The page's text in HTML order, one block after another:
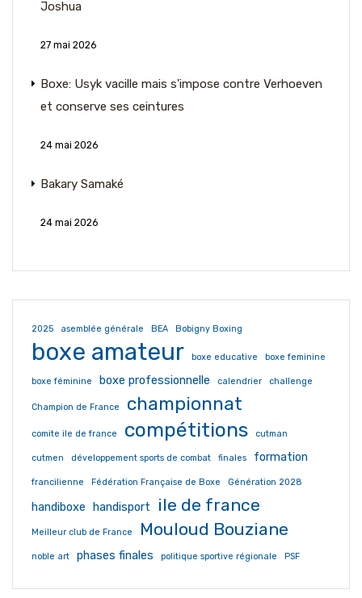
Joshua
27 mai 2026
Boxe: Usyk vacille mais s'impose contre Verhoeven
et conserve ses ceintures
24 mai 2026
Bakary Samaké
24 mai 2026
2025 asemblée générale BEA Bobigny Boxing
boxe amateur boxe educative boxe feminine
boxe féminine boxe professionnelle calendrier challenge
Champion de France championnat
comite ile de france compétitions cutman
cutmen développement sports de combat finales formation
francilienne Fédération Française de Boxe Génération 2028
handiboxe handisport ile de france
Meilleur club de France Mouloud Bouziane
noble art phases finales politique sportive régionale PSF